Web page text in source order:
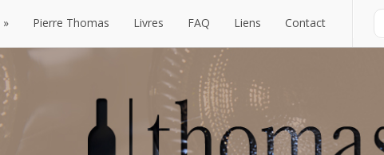
Pierre Thomas Livres FAQ Liens Contact